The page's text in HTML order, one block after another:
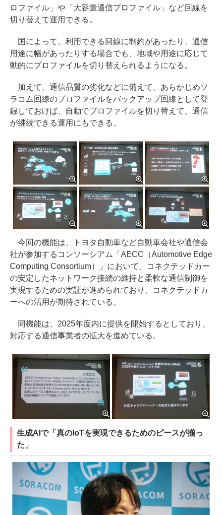
ロファイル」や「大容量通信プロファイル」など回線を
切り替えて運用できる。
国によって、利用できる回線に制約があったり、通信
用途に幅があったりする場合でも、地域や用途に応じて
動的にプロファイルを切り替えられるようになる。
加えて、通信品質の劣化などに備えて、あらかじめソ
ラコム回線のプロファイルをバックアップ回線として登
録しておけば、自動でプロファイルを切り替えて、通信
が継続できる運用にもできる。
今回の機能は、トヨタ自動車など自動車会社や通信会
社が参加するコンソーシアム「AECC（Automotive Edge
Computing Consortium）」において、コネクテッドカー
の安定したネットワーク接続の維持と柔軟な通信制御を
実現するための実証が進められており、コネクテッドカ
ーへの活用が期待されている。
同機能は、2025年度内に提供を開始するとしており、
対応する通信事業者の拡大を進めている。
生成AIで「真のIoTを実現できるためのピースが揃っ
た」